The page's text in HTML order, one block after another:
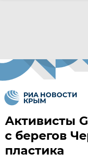
Активисты
с берегов
пластика